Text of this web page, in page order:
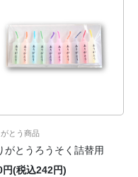
とう商品
がとうろうそく詰替用
円(税込242円)